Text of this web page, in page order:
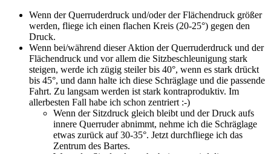
Wenn der Querruderdruck und/oder der Flächendruck größer
werden, fliege ich einen flachen Kreis (20-25°) gegen den
Druck.
Wenn bei/während dieser Aktion der Querruderdruck und der
Flächendruck und vor allem die Sitzbeschleunigung stark
steigen, werde ich zügig steiler bis 40°, wenn es stark drückt
bis 45°, und dann halte ich diese Schräglage und die passende
Fahrt. Zu langsam werden ist stark kontraproduktiv. Im
allerbesten Fall habe ich schon zentriert :-)
Wenn der Sitzdruck gleich bleibt und der Druck aufs
innere Querruder abnimmt, nehme ich die Schräglage
etwas zurück auf 30-35°. Jetzt durchfliege ich das
Zentrum des Bartes.